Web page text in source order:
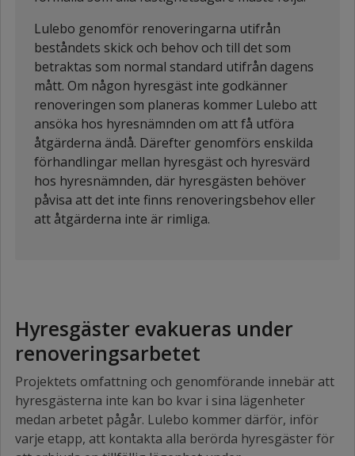
Lulebo genomför renoveringarna utifrån
beståndets skick och behov och till det som
betraktas som normal standard utifrån dagens
mått. Om någon hyresgäst inte godkänner
renoveringen som planeras kommer Lulebo att
ansöka hos hyresnämnden om att få utföra
åtgärderna ändå. Därefter genomförs enskilda
förhandlingar mellan hyresgäst och hyresvärd
hos hyresnämnden, där hyresgästen behöver
påvisa att det inte finns renoveringsbehov eller
att åtgärderna inte är rimliga.
Hyresgäster evakueras under
renoveringsarbetet
Projektets omfattning och genomförande innebär att
hyresgästerna inte kan bo kvar i sina lägenheter
medan arbetet pågår. Lulebo kommer därför, inför
varje etapp, att kontakta alla berörda hyresgäster för